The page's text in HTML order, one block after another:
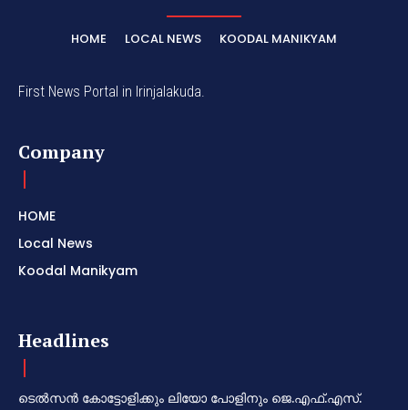
HOME LOCAL NEWS KOODAL MANIKYAM
First News Portal in Irinjalakuda.
Company
HOME
Local News
Koodal Manikyam
Headlines
ടെൽസൻ കോട്ടോളിക്കും ലിയോ പോളിനും ജെ.എഫ്.എസ്.